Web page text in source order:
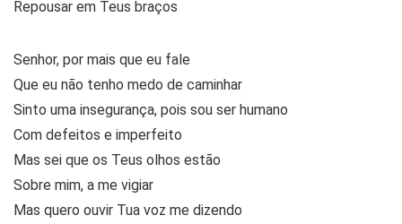
Repousar em Teus braços
Senhor, por mais que eu fale
Que eu não tenho medo de caminhar
Sinto uma insegurança, pois sou ser humano
Com defeitos e imperfeito
Mas sei que os Teus olhos estão
Sobre mim, a me vigiar
Mas quero ouvir Tua voz me dizendo